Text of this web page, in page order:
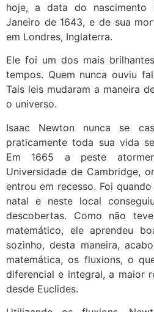
hoje, a data do
Janeiro de 1643, e de sua
em Londres, Inglaterra.
Ele foi um dos mais
tempos. Quem nunca ouviu
Tais leis mudaram a maneira
o universo.
Isaac Newton nunca se
praticamente toda sua vida
Em 1665 a peste
Universidade de Cambridge,
entrou em recesso. Foi
natal e neste local
descobertas. Como não
matemático, ele aprendeu
sozinho, desta maneira,
matemática, os fluxions, o
diferencial e integral, a maior
desde Euclides.